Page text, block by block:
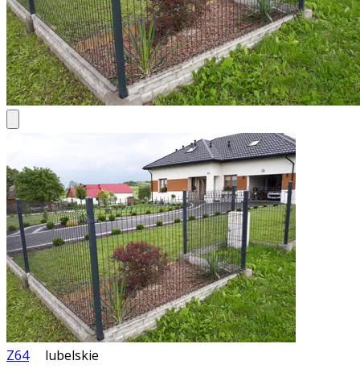
Z64 lubelskie